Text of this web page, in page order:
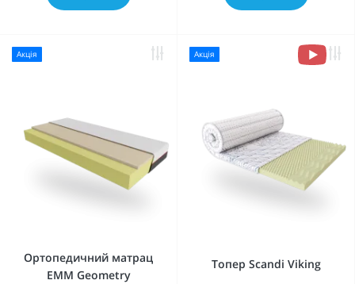
Акція
Ортопедичний матрац
EMM Geometry
Акція
Топер Scandi Viking